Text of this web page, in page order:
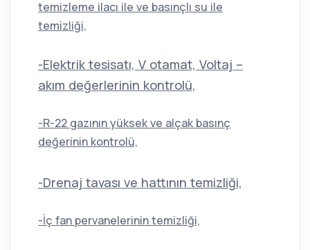
temizleme ilacı ile ve basınçlı su ile
temizliği,
-Elektrik tesisatı, V otamat, Voltaj –
akım değerlerinin kontrolü,
-R-22 gazının yüksek ve alçak basınç
değerinin kontrolü,
-Drenaj tavası ve hattının temizliği,
-İç fan pervanelerinin temizliği,